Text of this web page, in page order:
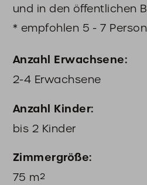
und in den öffentlichen
* empfohlen 5 - 7
Anzahl Erwachsene
2-4 Erwachsene
Anzahl Kinder
bis 2 Kinder
Zimmergröße
75 m²